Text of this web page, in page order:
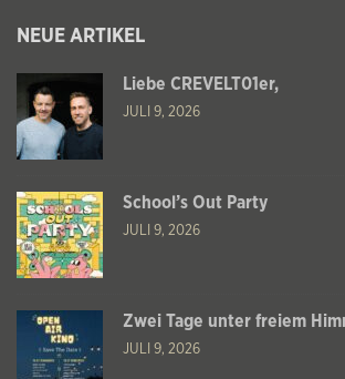
NEUE ARTIKEL
Liebe CREVELT01er,
JULI 9, 2026
School’s Out Party
JULI 9, 2026
Zwei Tage unter freiem
JULI 9, 2026